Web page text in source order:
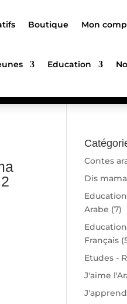
Boutique Mon
Education
Contes
Dis
Arabe (7)
Français
Etudes -
J'aime